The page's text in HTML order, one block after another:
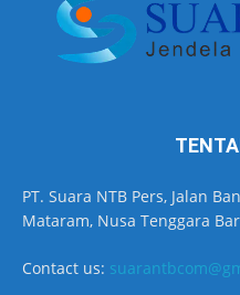
PT. Suara NTB Pers, Jalan
Mataram, Nusa Tenggara
Contact us: